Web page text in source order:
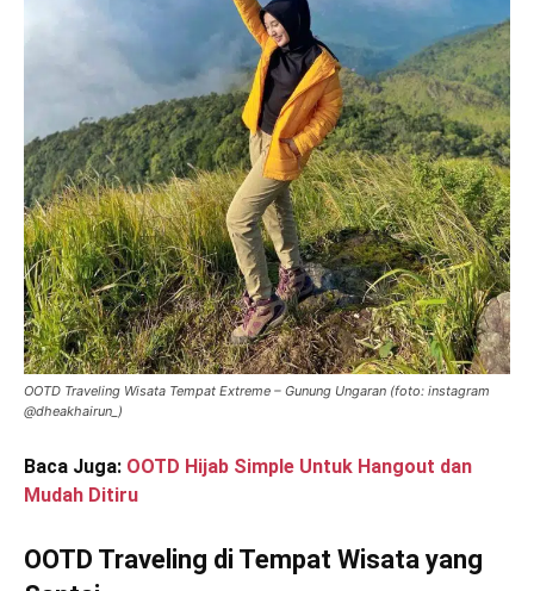
OOTD Traveling Wisata Tempat Extreme – Gunung Ungaran (foto: instagram
@dheakhairun_)
Baca Juga: OOTD Hijab Simple Untuk Hangout dan
Mudah Ditiru
OOTD Traveling di Tempat Wisata yang